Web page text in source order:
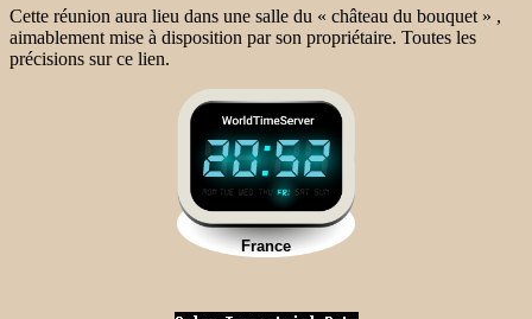
Cette réunion aura lieu dans une salle du « château du bouquet » ,
aimablement mise à disposition par son propriétaire. Toutes les
précisions sur ce lien.